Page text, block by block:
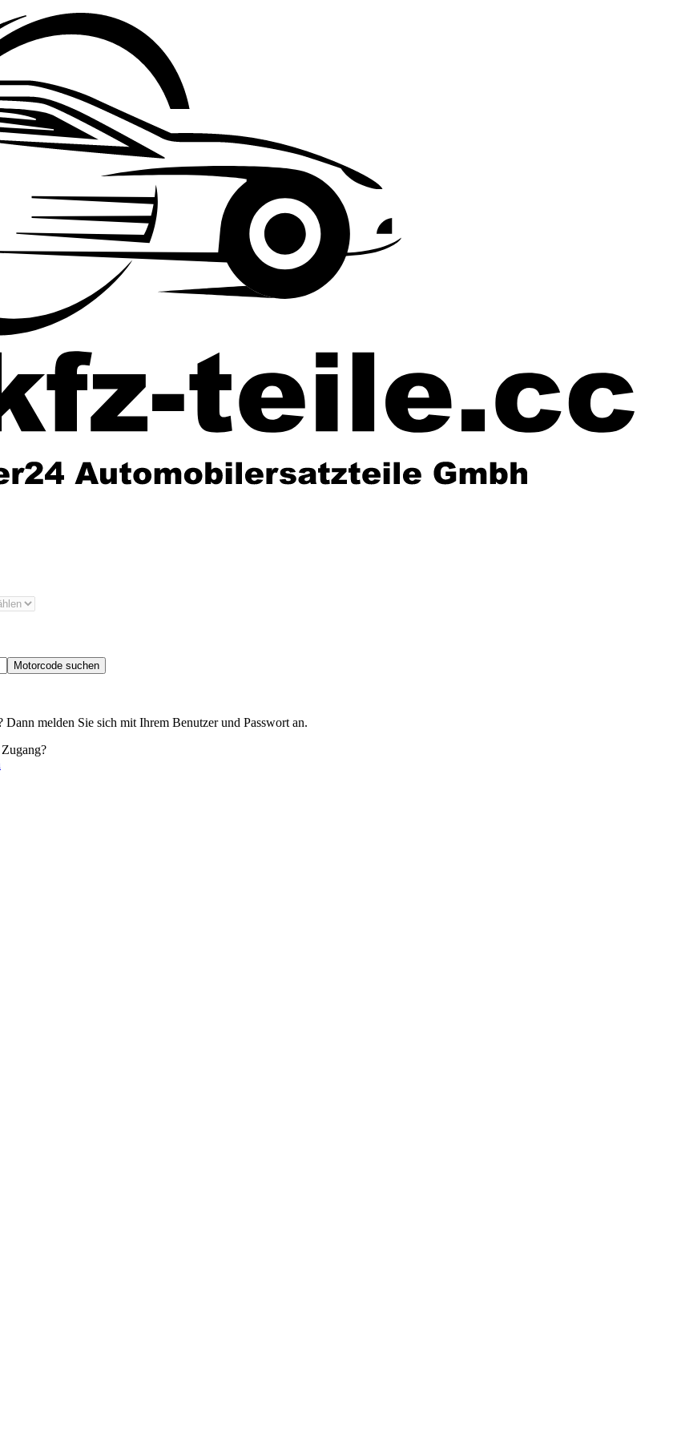
Motorcode suchen
Dann melden Sie sich mit Ihrem Benutzer und Passwort an.